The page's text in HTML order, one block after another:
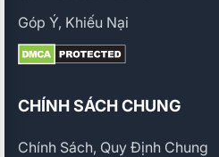
Góp Ý, Khiếu Nại
CHÍNH SÁCH CHUNG
Chính Sách, Quy Định Chung